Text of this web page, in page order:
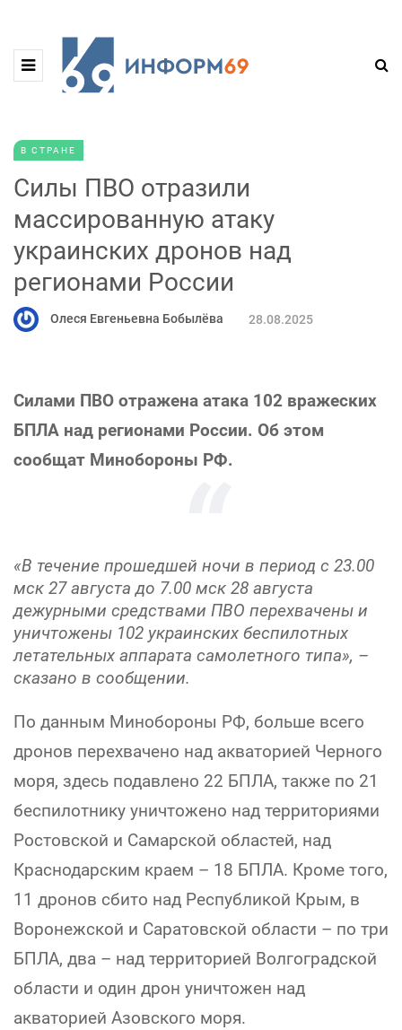
В СТРАНЕ
Силы ПВО отразили
массированную атаку
украинских дронов над
регионами России
Олеся Евгеньевна Бобылёва 28.08.2025
Силами ПВО отражена атака 102 вражеских
БПЛА над регионами России. Об этом
сообщат Минобороны РФ.
«В течение прошедшей ночи в период с 23.00
мск 27 августа до 7.00 мск 28 августа
дежурными средствами ПВО перехвачены и
уничтожены 102 украинских беспилотных
летательных аппарата самолетного типа», –
сказано в сообщении.
По данным Минобороны РФ, больше всего
дронов перехвачено над акваторией Черного
моря, здесь подавлено 22 БПЛА, также по 21
беспилотнику уничтожено над территориями
Ростовской и Самарской областей, над
Краснодарским краем – 18 БПЛА. Кроме того,
11 дронов сбито над Республикой Крым, в
Воронежской и Саратовской области – по три
БПЛА, два – над территорией Волгоградской
области и один дрон уничтожен над
акваторией Азовского моря.